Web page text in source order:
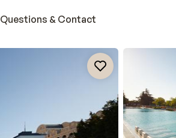
Questions & Contact